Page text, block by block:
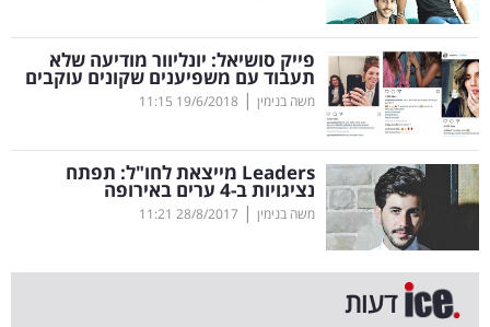
דעות
רכילות
עסקית
קריפטו
ויראלי
טלוויזיה
פייק סושיאל: יונליוור מודיעה שלא
תעבוד עם משפיענים שקונים עוקבים
משה בנימין |
19/6/2018
11:15
Leaders מייצאת לחו"ל: תפתח
נציגויות ב-4 ערים באירופה
משה בנימין |
28/8/2017
11:21
דעות